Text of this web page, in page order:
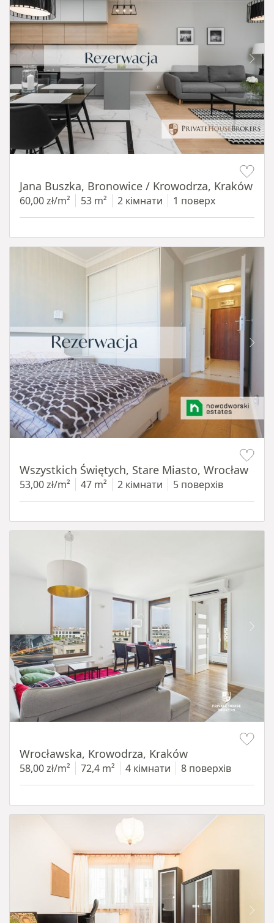
Jana Buszka, Bronowice / Krowodrza, Kraków
60,00 zł/m² 53 m² 2 кімнати 1 поверх
Wszystkich Świętych, Stare Miasto, Wrocław
53,00 zł/m² 47 m² 2 кімнати 5 поверхів
Wrocławska, Krowodrza, Kraków
58,00 zł/m² 72,4 m² 4 кімнати 8 поверхів